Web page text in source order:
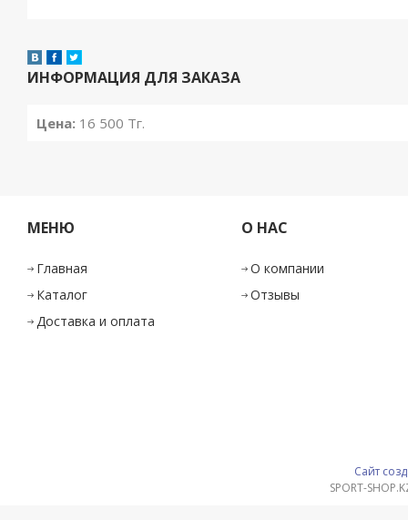
ИНФОРМАЦИЯ ДЛЯ ЗАКАЗА
Цена: 16 500 Тг.
МЕНЮ
Главная
Каталог
Доставка и оплата
О НАС
О компании
Отзывы
Сайт
SPORT-